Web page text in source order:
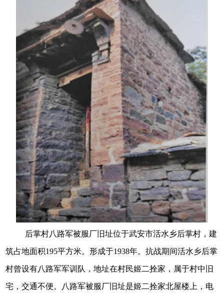
后掌村八路军被服厂旧址位于武安市活水乡后掌村，建
筑占地面积195平方米。形成于1938年。抗战期间活水乡后掌
村曾设有八路军军训队，地址在村民姬二拴家，属于村中旧
宅，交通不便。八路军被服厂旧址是姬二拴家北屋楼上，电